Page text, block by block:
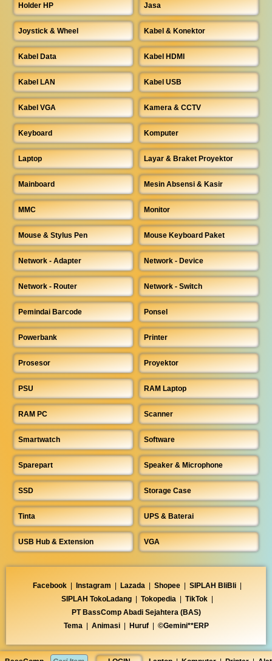
Holder HP Jasa
Joystick & Wheel Kabel & Konektor
Kabel Data Kabel HDMI
Kabel LAN Kabel USB
Kabel VGA Kamera & CCTV
Keyboard Komputer
Laptop Layar & Braket Proyektor
Mainboard Mesin Absensi & Kasir
MMC Monitor
Mouse & Stylus Pen Mouse Keyboard Paket
Network - Adapter Network - Device
Network - Router Network - Switch
Pemindai Barcode Ponsel
Powerbank Printer
Prosesor Proyektor
PSU RAM Laptop
RAM PC Scanner
Smartwatch Software
Sparepart Speaker & Microphone
SSD Storage Case
Tinta UPS & Baterai
USB Hub & Extension VGA
Facebook | Instagram | Lazada | Shopee | SIPLAH BliBli |
SIPLAH TokoLadang | Tokopedia | TikTok |
PT BassComp Abadi Sejahtera (BAS)
Tema | Animasi | Huruf | ©Gemini**ERP